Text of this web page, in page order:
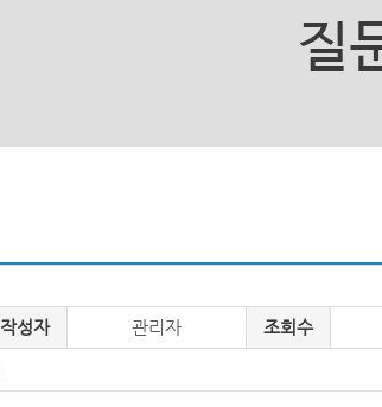
질
작성자 관리자 조회수